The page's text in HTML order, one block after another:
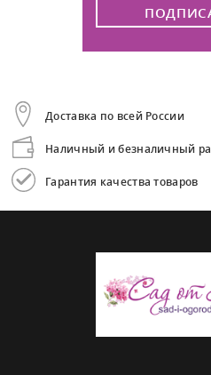
Доставка по всей России
Наличный и безналичный
Гарантия качества товаров